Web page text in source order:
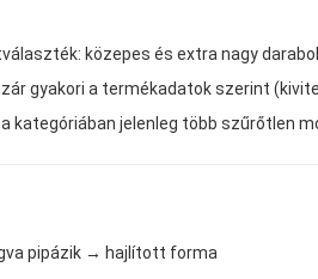
közepes és extra nagy
gyakori a termékadatok szerint
a kategóriában jelenleg több szűrőtlen
pipázik → hajlított forma